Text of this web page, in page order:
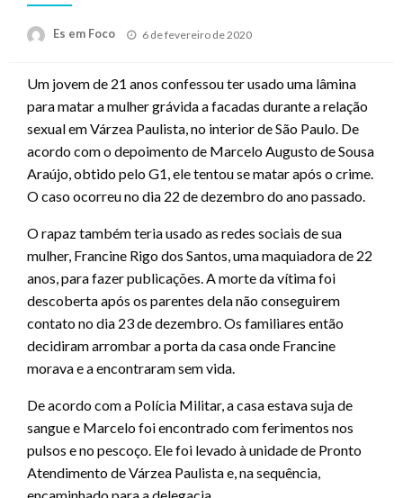
Es em Foco
Posted
6 de fevereiro de 2020
Um jovem de 21 anos confessou ter usado uma lâmina
para matar a mulher grávida a facadas durante a relação
sexual em Várzea Paulista, no interior de São Paulo. De
acordo com o depoimento de Marcelo Augusto de Sousa
Araújo, obtido pelo G1, ele tentou se matar após o crime.
O caso ocorreu no dia 22 de dezembro do ano passado.
O rapaz também teria usado as redes sociais de sua
mulher, Francine Rigo dos Santos, uma maquiadora de 22
anos, para fazer publicações. A morte da vítima foi
descoberta após os parentes dela não conseguirem
contato no dia 23 de dezembro. Os familiares então
decidiram arrombar a porta da casa onde Francine
morava e a encontraram sem vida.
De acordo com a Polícia Militar, a casa estava suja de
sangue e Marcelo foi encontrado com ferimentos nos
pulsos e no pescoço. Ele foi levado à unidade de Pronto
Atendimento de Várzea Paulista e, na sequência,